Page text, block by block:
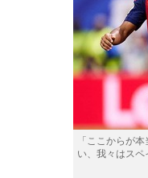
「ここからが
い、我々はスペ